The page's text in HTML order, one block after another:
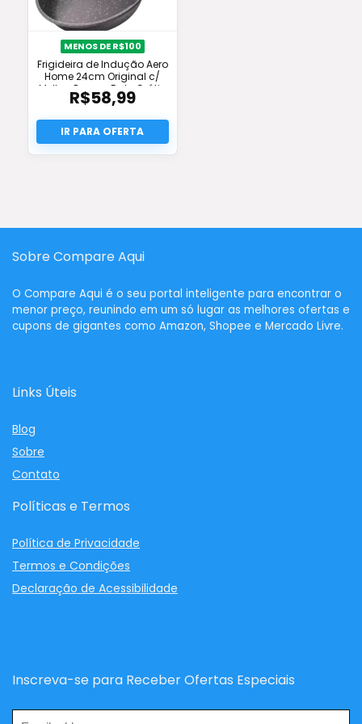
MENOS DE R$100
Frigideira de Indução Aero
Home 24cm Original c/
Melhor Preço e Frete Grátis
R$58,99
Sobre Compare Aqui
O Compare Aqui é o seu portal inteligente para encontrar o
menor preço, reunindo em um só lugar as melhores ofertas e
cupons de gigantes como Amazon, Shopee e Mercado Livre.
Links Úteis
Blog
Sobre
Contato
Políticas e Termos
Política de Privacidade
Termos e Condições
Declaração de Acessibilidade
Inscreva-se para Receber Ofertas Especiais